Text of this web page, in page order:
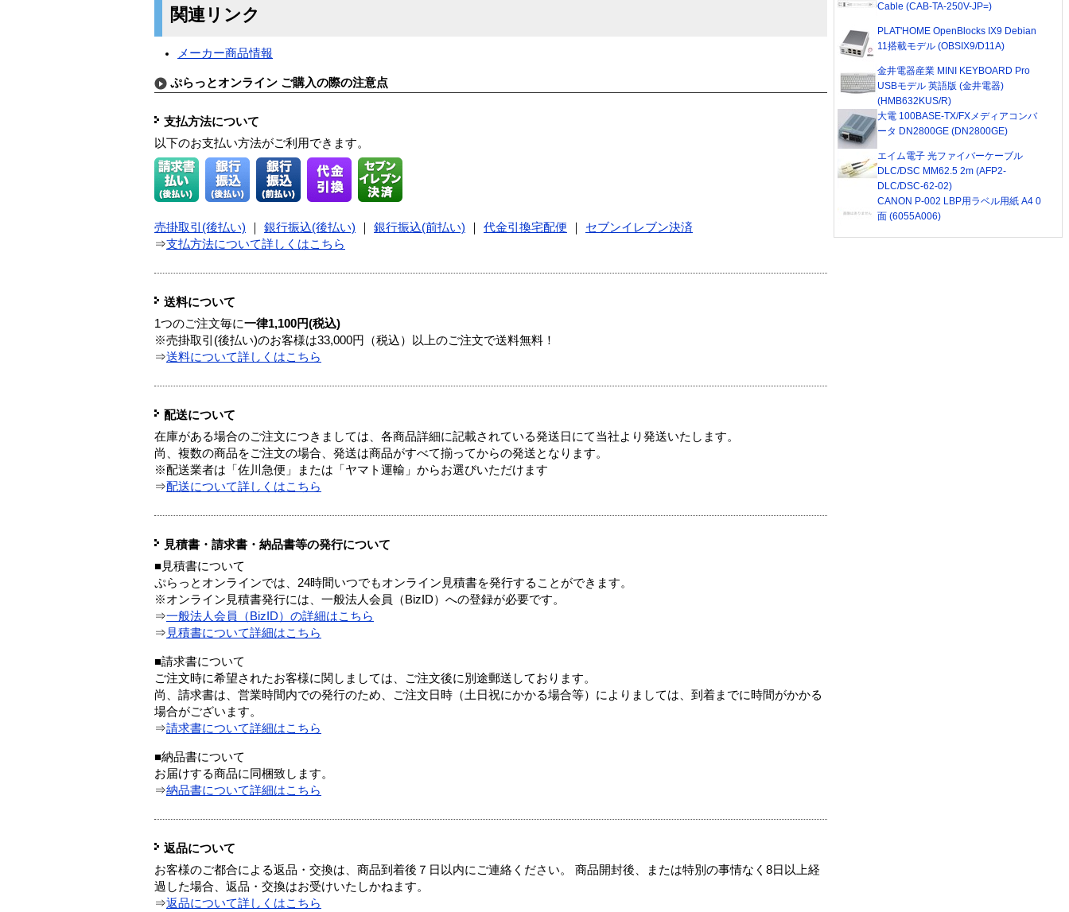
関連リンク
メーカー商品情報
ぷらっとオンライン ご購入の際の注意点
支払方法について
以下のお支払い方法がご利用できます。
売掛取引(後払い) 銀行振込(後払い) 銀行振込(前払い) 代金引換宅配便
セブンイレブン決済
⇒支払方法について詳しくはこちら
送料について
1つのご注文毎に一律1,100円(税込)
※売掛取引(後払い)のお客様は33,000円（税込）以上のご注文で送料無料！
⇒送料について詳しくはこちら
配送について
在庫がある場合のご注文につきましては、各商品詳細に記載されている発送日にて当社より発送いたします。
尚、複数の商品をご注文の場合、発送は商品がすべて揃ってからの発送となります。
※配送業者は「佐川急便」または「ヤマト運輸」からお選びいただけます
⇒配送について詳しくはこちら
見積書・請求書・納品書等の発行について
■見積書について
ぷらっとオンラインでは、24時間いつでもオンライン見積書を発行することができます。
※オンライン見積書発行には、一般法人会員（BizID）への登録が必要です。
⇒一般法人会員（BizID）の詳細はこちら
⇒ 見積書について詳細はこちら
■請求書について
ご注文時に希望されたお客様に関しましては、ご注文後に別途郵送しております。
尚、請求書は、営業時間内での発行のため、ご注文日時（土日祝にかかる場合等）によりましては、到着までに時間がかかる
場合がございます。
⇒請求書について詳細はこちら
■納品書について
お届けする商品に同梱致します。
⇒納品書について詳細はこちら
返品について
お客様のご都合による返品・交換は、商品到着後７日以内にご連絡ください。 商品開封後、または特別の事情なく8日以上経
過した場合、返品・交換はお受けいたしかねます。
⇒返品について詳しくはこちら
Cable (CAB-TA-250V-JP=)
PLAT'HOME OpenBlocks IX9 Debian
11搭載モデル (OBSIX9/D11A)
金井電器産業 MINI KEYBOARD Pro
USBモデル 英語版 (金井電器)
(HMB632KUS/R)
大電 100BASE-TX/FXメディアコンバ
ータ DN2800GE (DN2800GE)
エイム電子 光ファイバーケーブル
DLC/DSC MM62.5 2m (AFP2-
DLC/DSC-62-02)
CANON P-002 LBP用ラベル用紙 A4 0
面 (6055A006)